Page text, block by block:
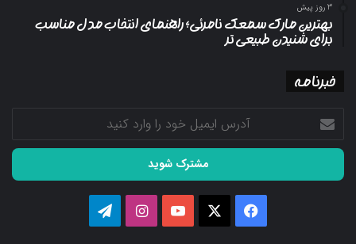
3 روز پیش
بهترین مارک سمعک نامرئی؛ راهنمای انتخاب مدل مناسب
برای شنیدن طبیعی تر
خبرنامه
آدرس
ایمیل
خود
وارد
فیسبوک ایکسیوتیوباینستاگرامتلگرام